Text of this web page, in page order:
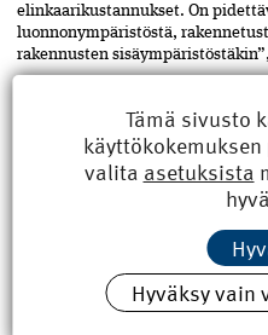
elinkaarikustannukset. On
luonnonympäristöstä,
rakennusten
pienentävä vaikutus.
hyödyntämistä hidastavia esteitä
luonnonvaroja.”
Ilmastonmuutoksen hillitsemisen
Rakennusteollisuus näkee
säilyttämisen tärkeänä ja
edellyttää toimia poliittisilta
uudenlaista yhteistyötä
luonnonvaroja kestävästi
Tämä sivusto
valita asetuksista
Hyväksy